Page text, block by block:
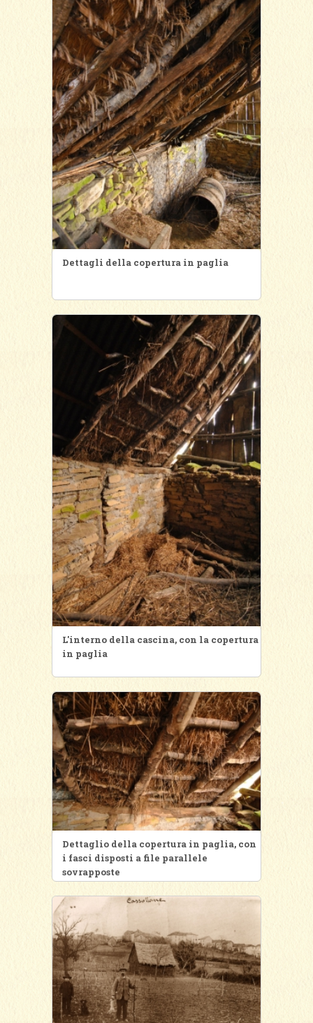
Dettagli della copertura in paglia
L'interno della cascina, con la copertura
in paglia
Dettaglio della copertura in paglia, con
i fasci disposti a file parallele
sovrapposte